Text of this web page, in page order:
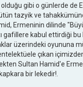
gibi o günlerde de
tazyik ve
Ermeninin dilinde
kabul ettirdiği bu
üzerindeki oyununa
çıkan
Sultan Hamid'e
bir lekedir!.